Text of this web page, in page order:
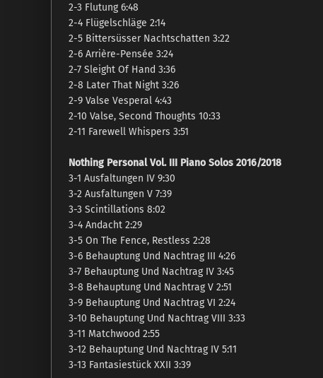
2-3 Flutung 6:48
2-4 Flügelschläge 2:14
2-5 Bittersüsser Nachtschatten 3:22
2-6 Arrière-Pensée 3:24
2-7 Sleight Of Hand 3:36
2-8 Later That Night 3:26
2-9 Valse Vesperal 4:43
2-10 Valse, Second Thoughts 10:33
2-11 Farewell Whispers 3:51
Nothing Personal Vol. III Piano Solos 2016/2018
3-1 Ausfaltungen IV 9:30
3-2 Ausfaltungen V 7:39
3-3 Scintillations 8:02
3-4 Andacht 2:29
3-5 On The Fence, Restless 2:28
3-6 Behauptung Und Nachtrag III 4:26
3-7 Behauptung Und Nachtrag IV 3:45
3-8 Behauptung Und Nachtrag V 2:51
3-9 Behauptung Und Nachtrag VI 2:24
3-10 Behauptung Und Nachtrag VIII 3:33
3-11 Matchwood 2:55
3-12 Behauptung Und Nachtrag IV 5:11
3-13 Fantasiestück XXII 3:39